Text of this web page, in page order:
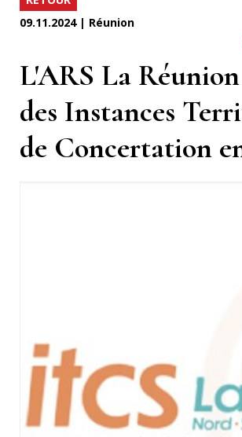
09.11.2024 | Réunion
L'ARS La
des Instances
de Concertation